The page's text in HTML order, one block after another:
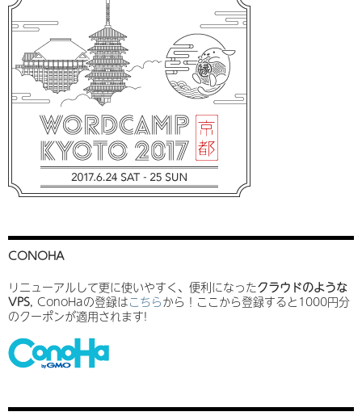
CONOHA
リニューアルして更に使いやすく、便利になったクラウドのような
VPS, ConoHaの登録はこちらから！ここから登録すると1000円分
のクーポンが適用されます!